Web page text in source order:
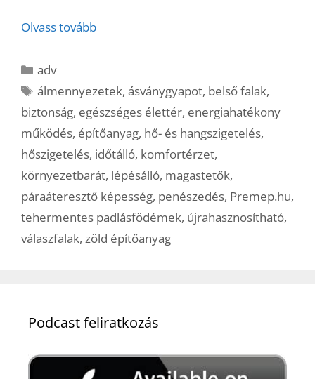
Olvass tovább
Kategória
adv
Címkék
álmennyezetek,ásványgyapot, belső falak,
biztonság, egészséges élettér, energiahatékony
működés, építőanyag, hő- és hangszigetelés,
hőszigetelés, időtálló, komfortérzet,
környezetbarát, lépésálló, magastetők,
páraáteresztő képesség, penészedés, Premep.hu,
tehermentes padlásfödémek, újrahasznosítható,
válaszfalak, zöld építőanyag
Podcast feliratkozás